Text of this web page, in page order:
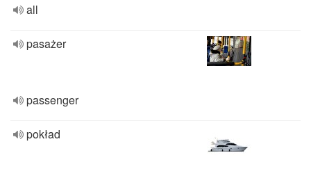
all
pasażer
passenger
pokład